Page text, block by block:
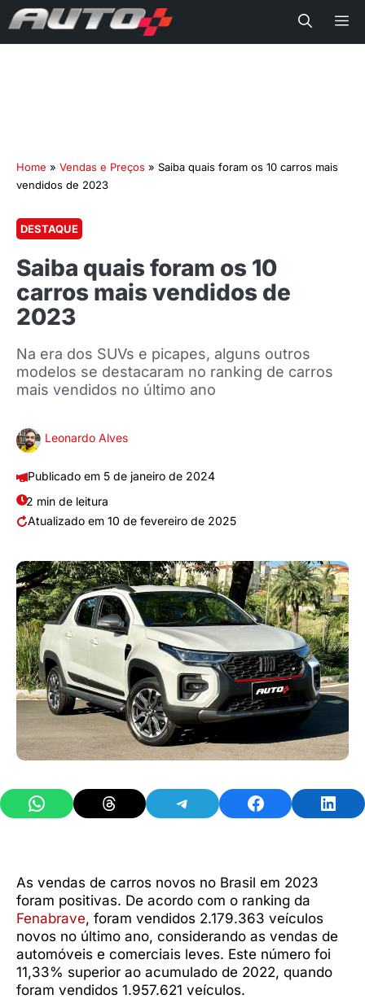
Home » Vendas e Preços » Saiba quais foram os 10 carros mais
vendidos de 2023
DESTAQUE
Saiba quais foram os 10
carros mais vendidos de
2023
Na era dos SUVs e picapes, alguns outros
modelos se destacaram no ranking de carros
mais vendidos no último ano
Leonardo Alves
5 de janeiro de 2024
2 min de leitura
10 de fevereiro de 2025
Share on WhatsAppShare on ThreadsShare on TelegramShare on Facebook
As vendas de carros novos no Brasil em 2023
foram positivas. De acordo com o ranking da
Fenabrave, foram vendidos 2.179.363 veículos
novos no último ano, considerando as vendas de
automóveis e comerciais leves. Este número foi
11,33% superior ao acumulado de 2022, quando
foram vendidos 1.957.621 veículos.